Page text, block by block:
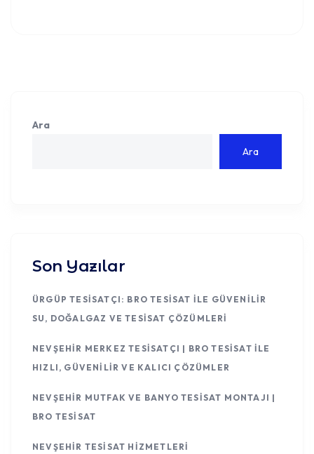
Ara
Ara
Son Yazılar
ÜRGÜP TESISATÇI: BRO TESISAT ILE GÜVENILIR
SU, DOĞALGAZ VE TESISAT ÇÖZÜMLERI
NEVŞEHIR MERKEZ TESISATÇI | BRO TESISAT ILE
HIZLI, GÜVENILIR VE KALICI ÇÖZÜMLER
NEVŞEHIR MUTFAK VE BANYO TESISAT MONTAJI |
BRO TESISAT
NEVŞEHIR TESISAT HIZMETLERI